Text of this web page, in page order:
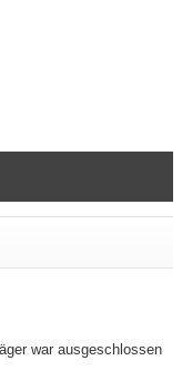
war ausgeschlossen